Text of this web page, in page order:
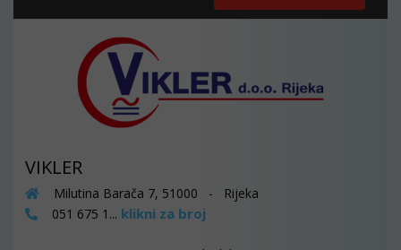
VIKLER
Milutina Barača 7, 51000 - Rijeka
051 675 1... klikni za broj